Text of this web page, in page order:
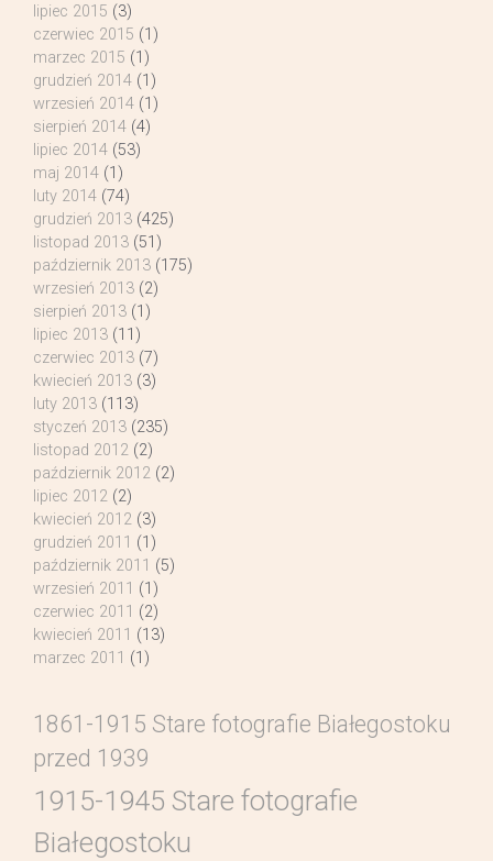
lipiec 2015 (3)
czerwiec 2015 (1)
marzec 2015 (1)
grudzień 2014 (1)
wrzesień 2014 (1)
sierpień 2014 (4)
lipiec 2014 (53)
maj 2014 (1)
luty 2014 (74)
grudzień 2013 (425)
listopad 2013 (51)
październik 2013 (175)
wrzesień 2013 (2)
sierpień 2013 (1)
lipiec 2013 (11)
czerwiec 2013 (7)
kwiecień 2013 (3)
luty 2013 (113)
styczeń 2013 (235)
listopad 2012 (2)
październik 2012 (2)
lipiec 2012 (2)
kwiecień 2012 (3)
grudzień 2011 (1)
październik 2011 (5)
wrzesień 2011 (1)
czerwiec 2011 (2)
kwiecień 2011 (13)
marzec 2011 (1)
1861-1915 Stare fotografie Białegostoku
przed 1939
1915-1945 Stare fotografie
Białegostoku